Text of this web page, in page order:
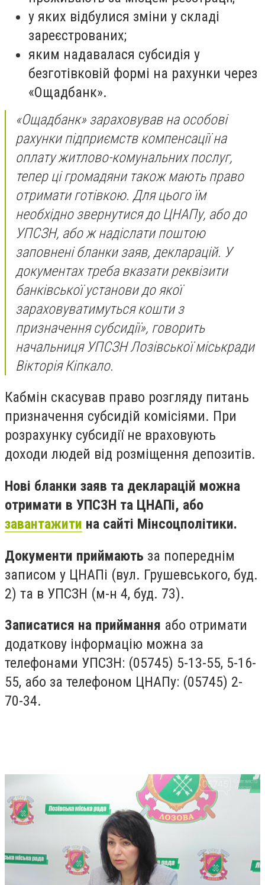
у яких відбулися зміни у складі
зареєстрованих;
яким надавалася субсидія у
безготівковій формі на рахунки через
«Ощадбанк».
«Ощадбанк» зараховував на особові
рахунки підприємств компенсації на
оплату житлово-комунальних послуг,
тепер ці громадяни також мають право
отримати готівкою. Для цього їм
необхідно звернутися до ЦНАПу, або до
УПСЗН, або ж надіслати поштою
заповнені бланки заяв, декларацій. У
документах треба вказати реквізити
банківської установи до якої
зараховуватимуться кошти з
призначення субсидії», говорить
начальниця УПСЗН Лозівської міськради
Вікторія Кіпкало.
Кабмін скасував право розгляду питань
призначення субсидій комісіями. При
розрахунку субсидії не враховують
доходи людей від розміщення депозитів.
Нові бланки заяв та декларацій можна
отримати в УПСЗН та ЦНАПі, або
завантажити на сайті Мінсоцполітики.
Документи приймають за попереднім
записом у ЦНАПі (вул. Грушевського, буд.
2) та в УПСЗН (м-н 4, буд. 73).
Записатися на приймання або отримати
додаткову інформацію можна за
телефонами УПСЗН: (05745) 5-13-55, 5-16-
55, або за телефоном ЦНАПу: (05745) 2-
70-34.